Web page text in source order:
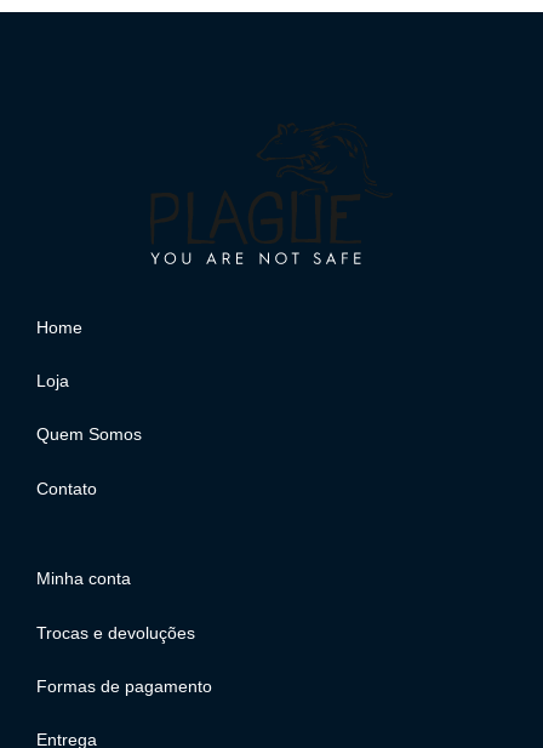
Home
Loja
Quem Somos
Contato
Minha conta
Trocas e devoluções
Formas de pagamento
Entrega